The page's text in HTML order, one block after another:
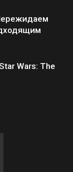
Wars: The